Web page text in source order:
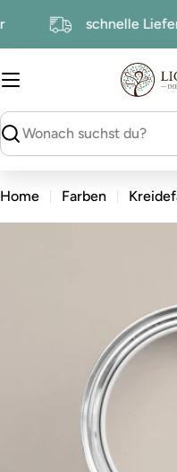
Inhalt
schnelle
suchen
Home Farben
Sie das Medium 0